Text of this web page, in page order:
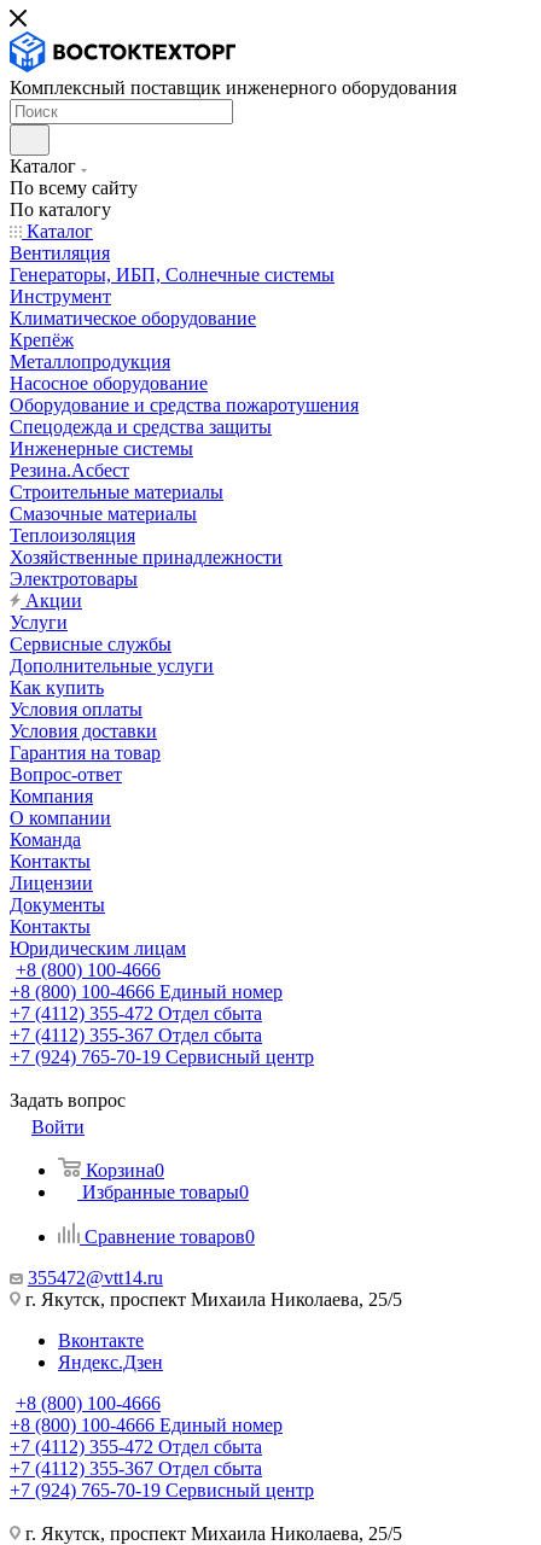
Комплексный поставщик инженерного оборудования
Каталог
По всему сайту
По каталогу
Каталог
Вентиляция
Генераторы, ИБП, Солнечные системы
Инструмент
Климатическое оборудование
Крепёж
Металлопродукция
Насосное оборудование
Оборудование и средства пожаротушения
Спецодежда и средства защиты
Инженерные системы
Резина.Асбест
Строительные материалы
Смазочные материалы
Теплоизоляция
Хозяйственные принадлежности
Электротовары
Акции
Услуги
Сервисные службы
Дополнительные услуги
Как купить
Условия оплаты
Условия доставки
Гарантия на товар
Вопрос-ответ
Компания
О компании
Команда
Контакты
Лицензии
Документы
Контакты
Юридическим лицам
+8 (800) 100-4666
+8 (800) 100-4666 Единый номер
+7 (4112) 355-472 Отдел сбыта
+7 (4112) 355-367 Отдел сбыта
+7 (924) 765-70-19 Сервисный центр
Задать вопрос
Войти
Корзина0
Избранные товары0
Сравнение товаров0
355472@vtt14.ru
г. Якутск, проспект Михаила Николаева, 25/5
Вконтакте
Яндекс.Дзен
+8 (800) 100-4666
+8 (800) 100-4666 Единый номер
+7 (4112) 355-472 Отдел сбыта
+7 (4112) 355-367 Отдел сбыта
+7 (924) 765-70-19 Сервисный центр
г. Якутск, проспект Михаила Николаева, 25/5